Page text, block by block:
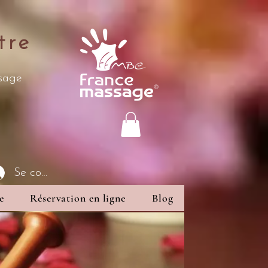
Se connecter
Réservation en ligne Blog